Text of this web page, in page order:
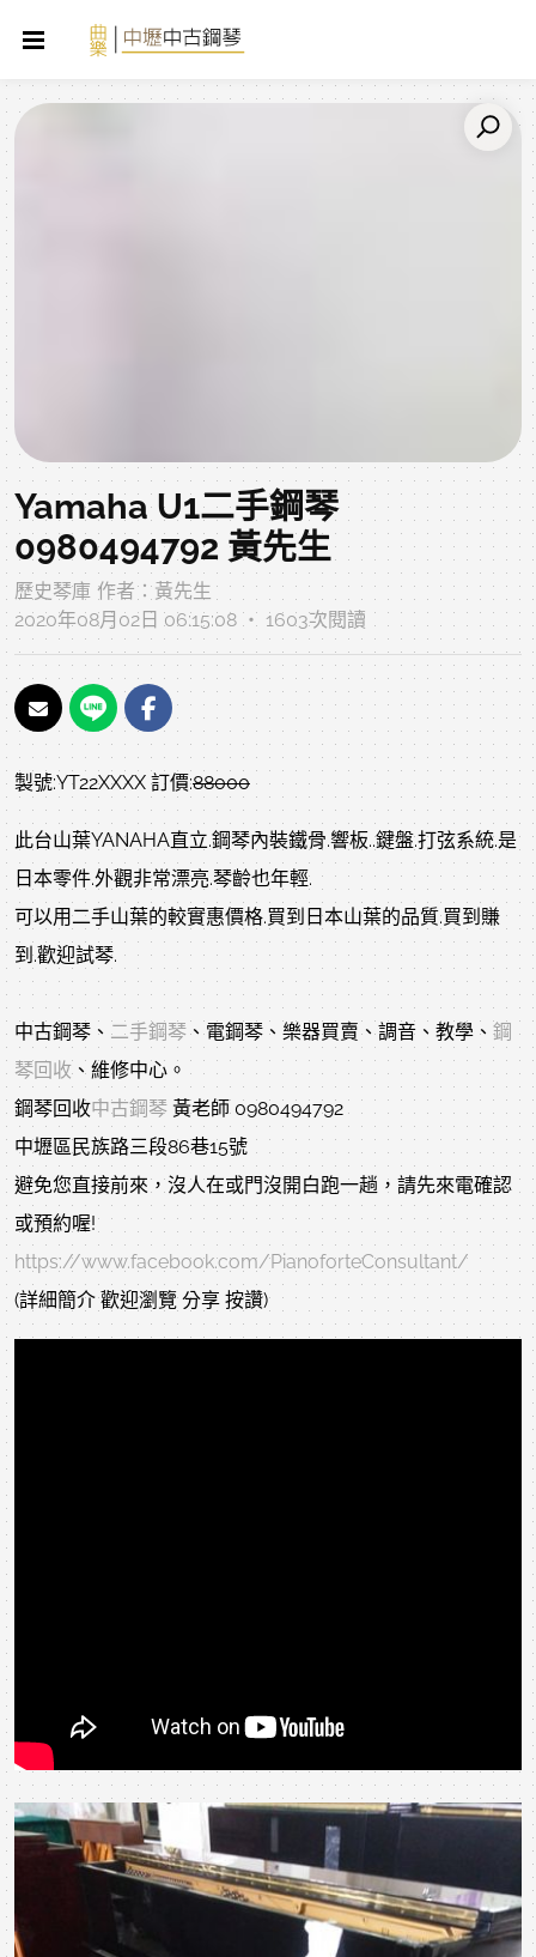
Yamaha U1二手鋼琴
0980494792 黃先生
歷史琴庫 作者：黃先生
2020年08月02日 06:15:08 ‧ 1603次閱讀
製號:YT22XXXX 訂價:88000
此台山葉YANAHA直立.鋼琴內裝鐵骨.響板..鍵盤.打弦系統.是
日本零件.外觀非常漂亮.琴齡也年輕.
可以用二手山葉的較實惠價格.買到日本山葉的品質.買到賺
到.歡迎試琴.
中古鋼琴、 二手鋼琴、電鋼琴、樂器買賣、調音、教學、 鋼
琴回收、維修中心。
鋼琴回收中古鋼琴 黃老師 0980494792
中壢區民族路三段86巷15號
避免您直接前來，沒人在或門沒開白跑一趟，請先來電確認
或預約喔!
https://www.facebook.com/PianoforteConsultant/
(詳細簡介 歡迎瀏覽 分享 按讚)